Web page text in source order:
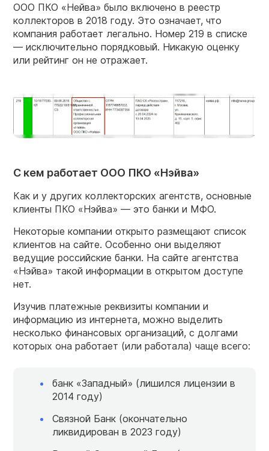
ООО ПКО «Нейва» было включено в реестр
коллекторов в 2018 году. Это означает, что
компания работает легально. Номер 219 в списке
— исключительно порядковый. Никакую оценку
или рейтинг он не отражает.
С кем работает ООО ПКО «Нэйва»
Как и у других коллекторских агентств, основные
клиенты ПКО «Нэйва» — это банки и МФО.
Некоторые компании открыто размещают список
клиентов на сайте. Особенно они выделяют
ведущие российские банки. На сайте агентства
«Нэйва» такой информации в открытом доступе
нет.
Изучив платежные реквизиты компании и
информацию из интернета, можно выделить
несколько финансовых организаций, с долгами
которых она работает (или работала) чаще всего:
банк «Западный» (лишился лицензии в
2014 году)
Связной Банк (окончательно
ликвидирован в 2023 году)